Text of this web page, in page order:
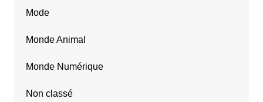
Mode
Monde Animal
Monde Numérique
Non classé